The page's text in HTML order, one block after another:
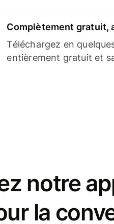
Complètement gratuit,
Téléchargez en
entièrement gratuit et
notre
la